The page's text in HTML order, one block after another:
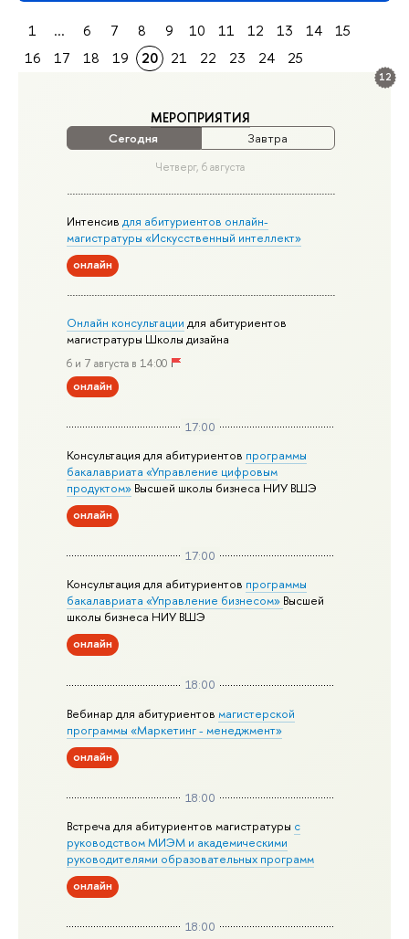
12
МЕРОПРИЯТИЯ
Сегодня Завтра
Четверг, 6 августа
Интенсивдля абитуриентов онлайн-
магистратуры «Искусственный интеллект»
онлайн
Онлайн консультации для абитуриентов
магистратуры Школы дизайна
6 и 7 августа в 14:00
онлайн
17:00
Консультация для абитуриентов программы
бакалавриата «Управление цифровым
продуктом» Высшей школы бизнеса НИУ ВШЭ
онлайн
17:00
Консультация для абитуриентов программы
бакалавриата «Управление бизнесом» Высшей
школы бизнеса НИУ ВШЭ
онлайн
18:00
Вебинар для абитуриентовмагистерской
программы «Маркетинг - менеджмент»
онлайн
18:00
Встреча для абитуриентов магистратуры с
руководством МИЭМ и академическими
руководителями образовательных программ
онлайн
18:00
1 ... 6 7 8 9 10 11 12 13 14
15
16
17 18 19 20 21 22 23 24 25